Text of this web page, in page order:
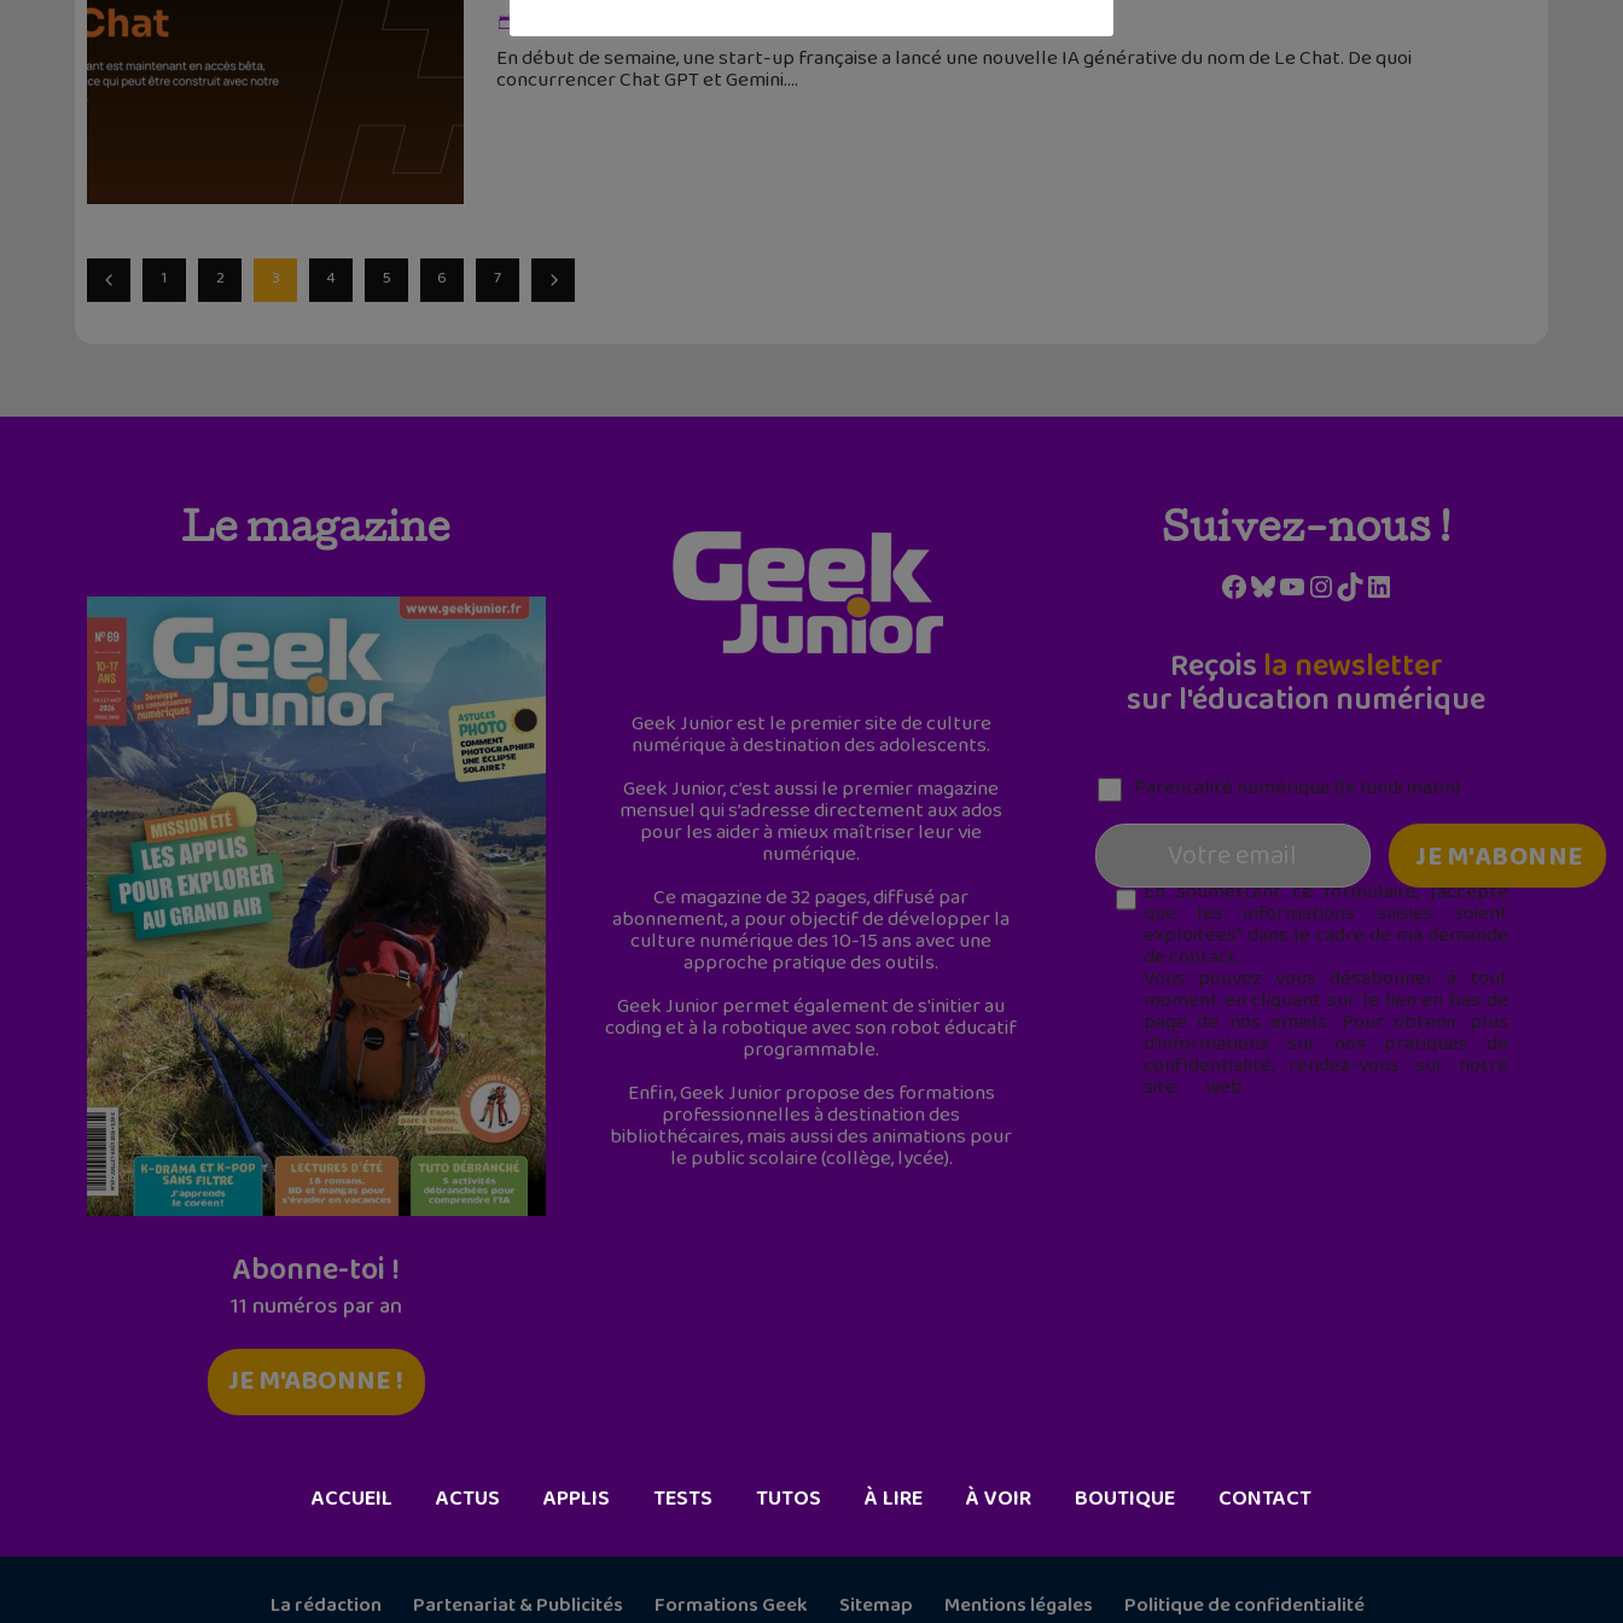
En début de semaine, une start-up française a lancé une nouvelle IA générative du nom de Le Chat. De quoi
concurrencer Chat GPT et Gemini.
1 2 3 4 5 6 7
Le magazine
Abonne-toi !
11 numéros par an
JE M'ABONNE !
Geek Junior est le premier site de culture
numérique à destination des adolescents.
Geek Junior, c’est aussi le premier magazine
mensuel qui s’adresse directement aux ados
pour les aider à mieux maîtriser leur vie
numérique.
Ce magazine de 32 pages, diffusé par
abonnement, a pour objectif de développer la
culture numérique des 10-15 ans avec une
approche pratique des outils.
Geek Junior permet également de s'initier au
coding et à la robotique avec son robot éducatif
programmable.
Enfin, Geek Junior propose des formations
professionnelles à destination des
bibliothécaires, mais aussi des animations pour
le public scolaire (collège, lycée).
Suivez-nous !
Facebook
Bluesky
YouTube
Instagram
TikTokLinkedIn
Reçois la newsletter
sur l'éducation numérique
Parentalité numérique (le lundi matin)
En soumettant ce formulaire, j’accepte
que les informations saisies soient
exploitées* dans le cadre de ma demande
de contact.
Vous pouvez vous désabonner à tout
moment en cliquant sur le lien en bas de
page de nos emails. Pour obtenir plus
d'informations sur nos pratiques de
confidentialité, rendez-vous sur notre
site web
ACCUEIL ACTUS APPLIS TESTS TUTOS À LIRE À VOIR BOUTIQUE CONTACT
La rédaction Partenariat & Publicités Formations Geek Sitemap Mentions légales Politique de confidentialité